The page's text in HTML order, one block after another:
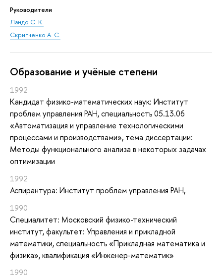
Руководители
Ландо С. К.
Скрипченко А. С.
Oбразование и учёные степени
1992
Кандидат физико-математических наук: Институт
проблем управления РАН, специальность 05.13.06
«Автоматизация и управление технологическими
процессами и производствами», тема диссертации:
Методы функционального анализа в некоторых задачах
оптимизации
1992
Аспирантура: Институт проблем управления РАН,
1990
Специалитет: Московский физико-технический
институт, факультет: Управления и прикладной
математики, специальность «Прикладная математика и
физика», квалификация «Инженер-математик»
1990